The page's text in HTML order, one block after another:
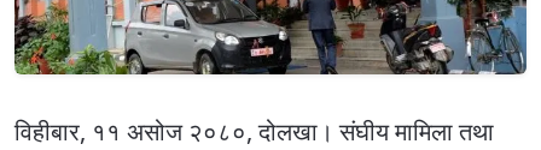
विहीबार, ११ असोज २०८०, दोलखा। संघीय मामिला तथा